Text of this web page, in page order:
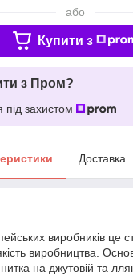
або
Купити з
з Пром?
захистом
Доставка
виробників це
виробництва.
на джутовій та